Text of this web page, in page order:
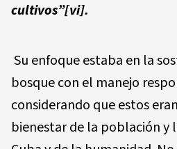
cultivos”[vi].
Su enfoque estaba en la
bosque con el manejo
considerando que estos
bienestar de la población y